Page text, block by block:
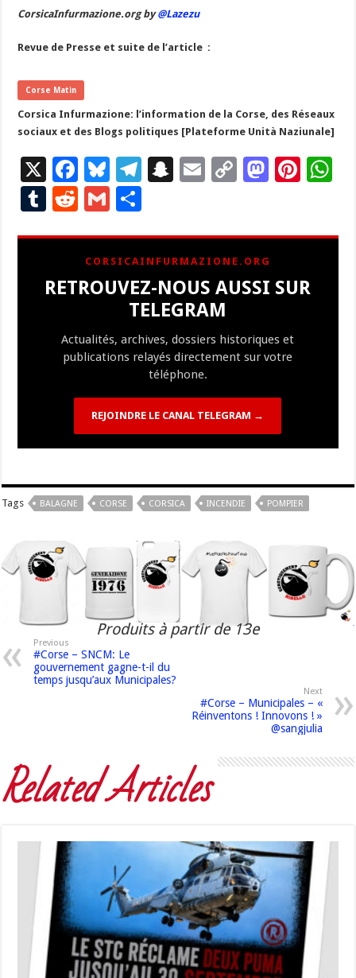
CorsicaInfurmazione.org by@Lazezu
Revue de Presse et suite de l’article :
Corse Matin
Corsica Infurmazione: l’information de la Corse, des Réseaux
sociaux et des Blogs politiques [Plateforme Unità Naziunale]
X
F
ac
e
b
o
o
Bl
u
es
ky
T
gr
a
m
S
p
c
h
at
E
l
C
y
Li
n
M
d
n
Pi
es
T
bl
r
R
d
di
t
G
ai
l
ta
g
er
CORSICAINFURMAZIONE.ORG
RETROUVEZ-NOUS AUSSI SUR
TELEGRAM
Actualités, archives, dossiers historiques et
publications relayés directement sur votre
téléphone.
REJOINDRE LE CANAL TELEGRAM →
Tags BALAGNE CORSE CORSICA INCENDIE POMPIER
Produits à partir de 13e
Previous
#Corse – SNCM: Le
gouvernement gagne-t-il du
temps jusqu’aux Municipales?
Next
#Corse – Municipales – «
Réinventons ! Innovons ! »
@sangjulia
Related Articles